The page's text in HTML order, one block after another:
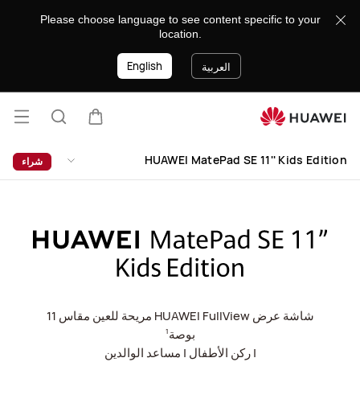
MatePad
Please choose language to see content specific to your
location.
العربية English
فتح
HUAWEI MatePad SE 11'' Kids Edition شراء
شاشة عرض HUAWEI FullView مريحة للعين مقاس 11
بوصة1
| ركن الأطفال | مساعد الوالدين